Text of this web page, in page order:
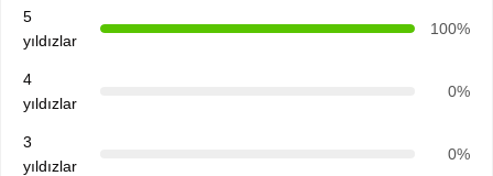
5
yıldızlar
100%
4
yıldızlar
0%
3
yıldızlar
0%